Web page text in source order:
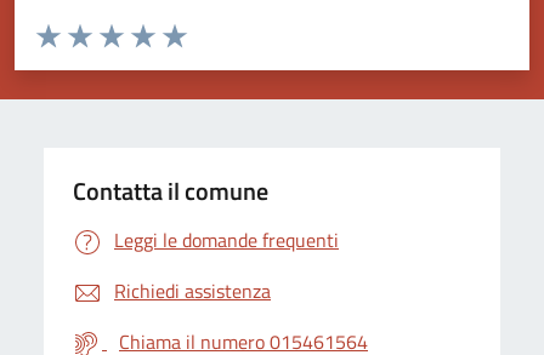
Valuta da 1 a 5 stelle la pagina
Valuta 5 stelle su 5
Valuta 4 stelle su 5
Valuta 3 stelle su 5
Valuta 2 stelle su 5
Valuta 1 stelle su 5
Contatta il comune
Leggi le domande frequenti
Richiedi assistenza
Chiama il numero 015461564